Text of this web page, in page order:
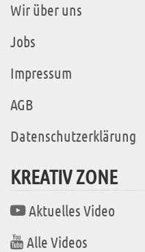
Wir über uns
Jobs
Impressum
AGB
Datenschutzerklärung
KREATIV ZONE
Aktuelles Video
Alle Videos